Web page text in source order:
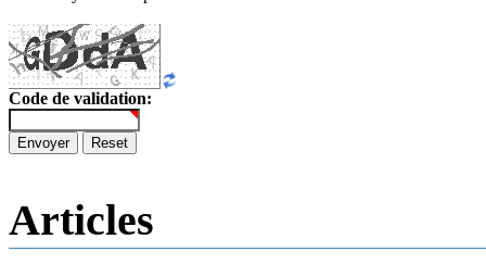
Code de validation:
Envoyer Reset
Articles